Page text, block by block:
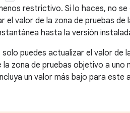
restrictivo. Si lo haces, no
el valor de la zona de pruebas de
hasta la versión
solo puedes actualizar el valor de
zona de pruebas objetivo a uno
un valor más bajo para este